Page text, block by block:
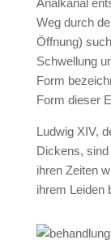
Analkanal
Weg durch
Öffnung)
Schwellung
Form
Form dieser
Ludwig XIV,
Dickens,
ihren Zeiten
ihrem Leiden